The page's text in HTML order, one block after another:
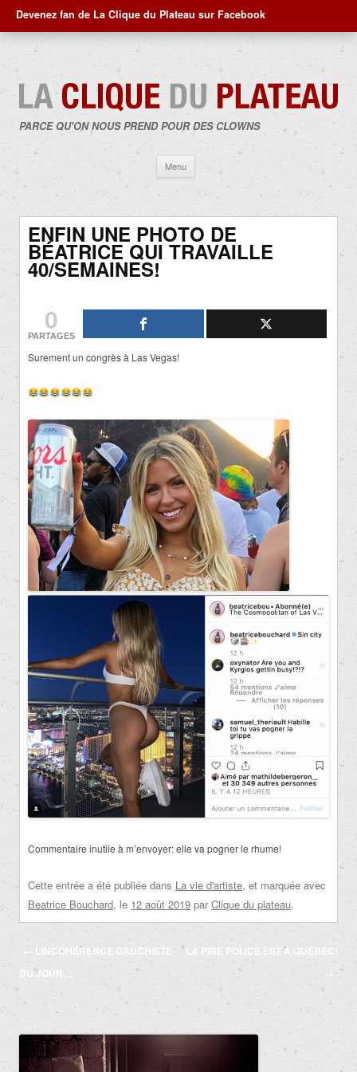
Devenez fan de La Clique du Plateau sur Facebook
PARCE QU'ON NOUS PREND POUR DES CLOWNS
Menu
contenu
ENFIN UNE PHOTO DE
BÉATRICE QUI TRAVAILLE
40/SEMAINES!
0
PARTAGES
Surement un congrès à Las Vegas!
Commentaire inutile à m’envoyer: elle va pogner le rhume!
Cette entrée a été publiée dans La vie d'artiste, et marquée avec
Beatrice Bouchard, le 12 août 2019 par Clique du plateau.
Navigation
des
← L’INCOHÉRENCE GAUCHISTE
DU JOUR…
LA PIRE POLICE EST À QUÉBEC!